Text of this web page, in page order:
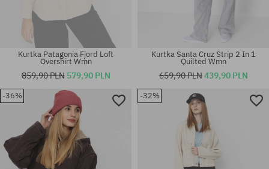
Dostępne rozmiary:
Dostępne rozmiary:
Kurtka Patagonia Fjord Loft
Overshirt Wmn
859,90 PLN 579,90 PLN
Kurtka Santa Cruz Strip 2 In 1
Quilted Wmn
659,90 PLN439,90 PLN
-36% -32%